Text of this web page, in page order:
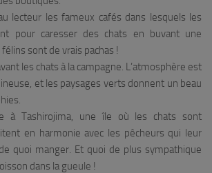
lecteur les fameux cafés dans lesquels les
pour caresser des chats en buvant une
sont de vrais pachas !
les chats à la campagne. L’atmosphère est
et les paysages verts donnent un beau
à Tashirojima, une île où les chats sont
en harmonie avec les pêcheurs qui leur
quoi manger. Et quoi de plus sympathique
dans la gueule !